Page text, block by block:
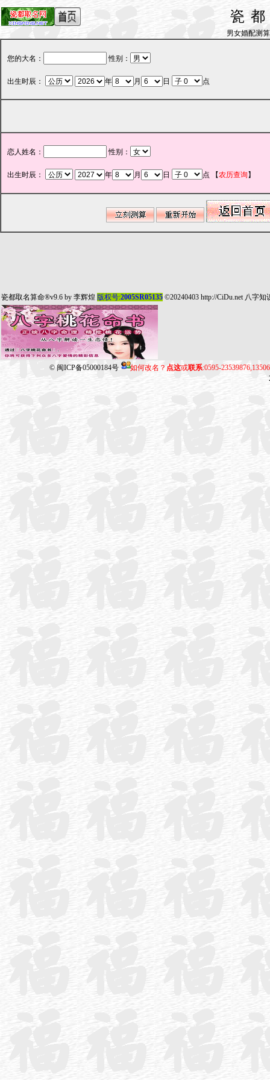
瓷
男女婚配测
您的大名： 性别：
出生时辰： 年 月 日 点
恋人姓名： 性别：
出生时辰： 年 月 日 点 【农历查询 】
瓷都取名算命®v9.6 by 李辉煌 版权号:2005SR05135 ©20240403 http://CiDu.net 八字知
© 闽ICP备05000184号 如何改名？ 点这或联系:0595-